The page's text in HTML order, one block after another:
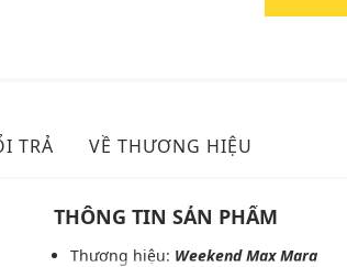
TRẢ VỀ THƯƠNG HIỆU
THÔNG TIN SẢN PHẨM
Thương hiệu: Weekend Max Mara